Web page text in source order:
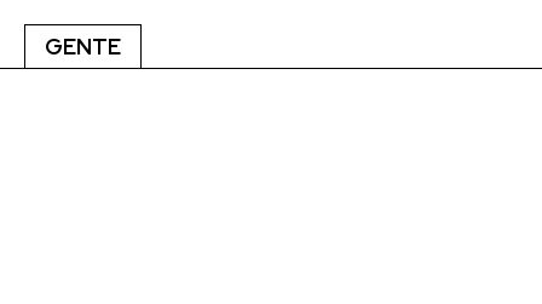
GENTE